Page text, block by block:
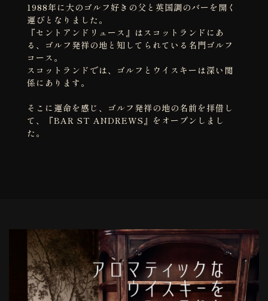
1988年に大のゴルフ好きの父と英国調のバーを開く
運びとなりました。
『セントアンドリュース』はスコットランドにあ
る、ゴルフ発祥の地と知してられている名門ゴルフ
コース。
スコットランドでは、ゴルフとウイスキーは深い関
係にあります。
そこに運命を感じ、ゴルフ発祥の地の名前を拝借し
て、『BAR ST ANDREWS』をオープンしまし
た。